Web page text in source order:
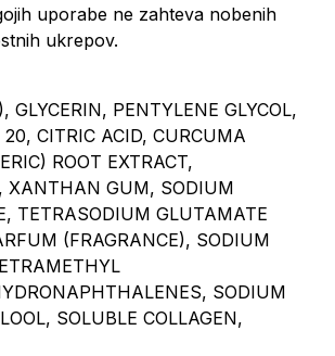
uporabe ne zahteva nobenih
ukrepov.
GLYCERIN, PENTYLENE GLYCOL,
20, CITRIC ACID, CURCUMA
ROOT EXTRACT,
XANTHAN GUM, SODIUM
TETRASODIUM GLUTAMATE
(FRAGRANCE), SODIUM
SODIUM
SOLUBLE COLLAGEN,
SODIUM BENZOATE, PHYTIC